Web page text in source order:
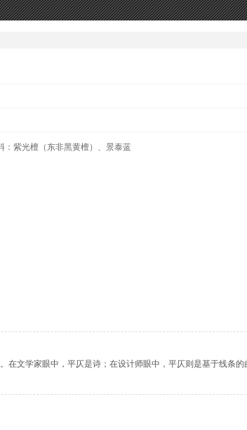
：紫光檀（东非黑黄檀）、景泰蓝
在文学家眼中，平仄是诗；在设计师眼中，平仄则是基于线条的